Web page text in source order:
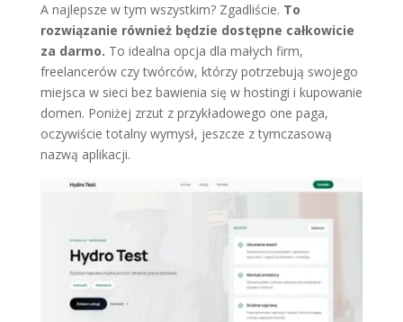
A najlepsze w tym wszystkim? Zgadliście. To
rozwiązanie również będzie dostępne całkowicie
za darmo. To idealna opcja dla małych firm,
freelancerów czy twórców, którzy potrzebują swojego
miejsca w sieci bez bawienia się w hostingi i kupowanie
domen. Poniżej zrzut z przykładowego one paga,
oczywiście totalny wymysł, jeszcze z tymczasową
nazwą aplikacji.